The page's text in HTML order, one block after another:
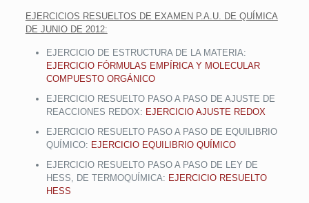
EJERCICIOS RESUELTOS DE EXAMEN P.A.U. DE QUÍMICA
DE JUNIO DE 2012:
EJERCICIO DE ESTRUCTURA DE LA MATERIA:
EJERCICIO FÓRMULAS EMPÍRICA Y MOLECULAR
COMPUESTO ORGÁNICO
EJERCICIO RESUELTO PASO A PASO DE AJUSTE DE
REACCIONES REDOX: EJERCICIO AJUSTE REDOX
EJERCICIO RESUELTO PASO A PASO DE EQUILIBRIO
QUÍMICO: EJERCICIO EQUILIBRIO QUÍMICO
EJERCICIO RESUELTO PASO A PASO DE LEY DE
HESS, DE TERMOQUÍMICA: EJERCICIO RESUELTO
HESS